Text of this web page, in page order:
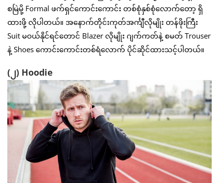
စမြဲမို့ Formal ဖက်ရှင်ကောင်းကောင်း တစ်စုံနှစ်စုံလောက်တော့ ရှိ
ထားဖို့ လိုပါတယ်။ အနောက်တိုင်းကုတ်အင်္ကျီလိုမျိုး တန်ဖိုးကြီး
Suit မဝယ်နိုင်ရင်တောင် Blazer လိုမျိုး ဂျက်ကတ်နဲ့ စမတ် Trouser
နဲ့ Shoes ကောင်းကောင်းတစ်ရံလောက် ပိုင်ဆိုင်ထားသင့်ပါတယ်။
(၂) Hoodie